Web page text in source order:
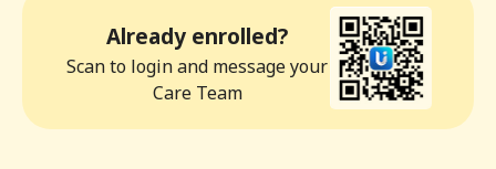
Already enrolled?
Scan to login and message your
Care Team